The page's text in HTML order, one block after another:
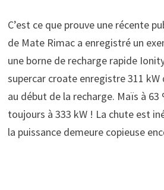
C’est ce que prouve une récente
de Mate Rimac a enregistré un
une borne de recharge rapide
supercar croate enregistre 311 kW
au début de la recharge. Maïs à 63
toujours à 333 kW ! La chute est
la puissance demeure copieuse